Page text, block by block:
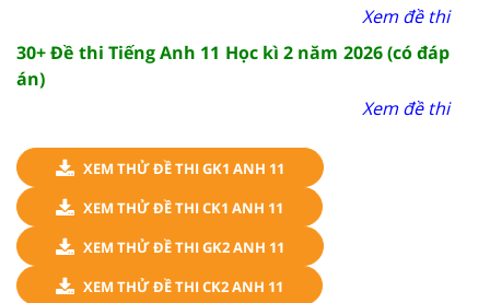
Xem đề thi
30+ Đề thi Tiếng Anh 11 Học kì 2 năm 2026 (có đáp
án)
Xem đề thi
XEM THỬ ĐỀ THI GK1 ANH 11
XEM THỬ ĐỀ THI CK1 ANH 11
XEM THỬ ĐỀ THI GK2 ANH 11
XEM THỬ ĐỀ THI CK2 ANH 11